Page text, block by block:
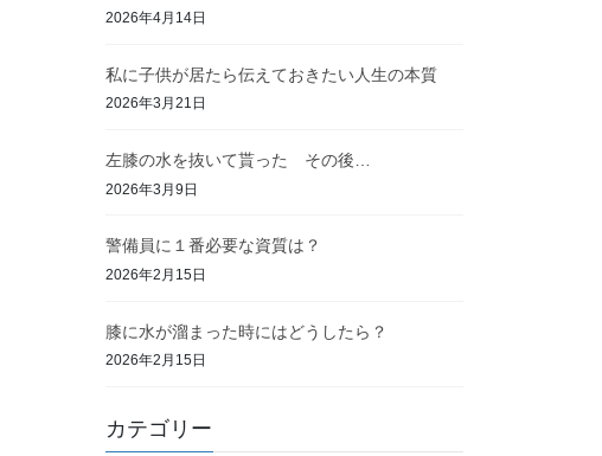
2026年4月14日
私に子供が居たら伝えておきたい人生の本質
2026年3月21日
左膝の水を抜いて貰った その後…
2026年3月9日
警備員に１番必要な資質は？
2026年2月15日
膝に水が溜まった時にはどうしたら？
2026年2月15日
カテゴリー